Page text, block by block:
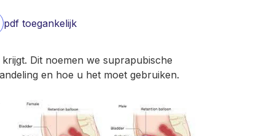
pdf toegankelijk
Dit noemen we suprapubische
en hoe u het moet gebruiken.